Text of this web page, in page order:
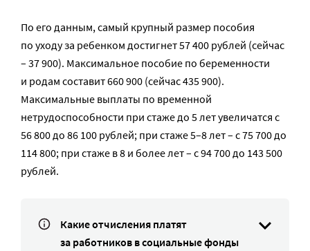
По его данным, самый крупный размер пособия
по уходу за ребенком достигнет 57 400 рублей (сейчас
– 37 900). Максимальное пособие по беременности
и родам составит 660 900 (сейчас 435 900).
Максимальные выплаты по временной
нетрудоспособности при стаже до 5 лет увеличатся с
56 800 до 86 100 рублей; при стаже 5–8 лет – с 75 700 до
114 800; при стаже в 8 и более лет – с 94 700 до 143 500
рублей.
Какие отчисления платят
за работников в социальные фонды